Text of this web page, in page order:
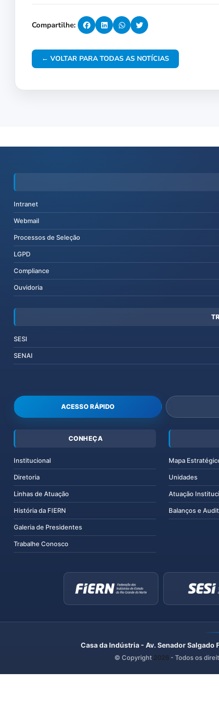
Compartilhe:
← VOLTAR PARA TODAS AS NOTÍCIAS
Intranet
Webmail
Processos de Seleção
LGPD
Compliance
Ouvidoria
SESI
SENAI
ACESSO RÁPIDO
CONHEÇA
Institucional
Diretoria
Linhas de Atuação
História da FIERN
Galeria de Presidentes
Trabalhe Conosco
Mapa
Unidades
Atuação
Balanços e
Casa da Indústria - Av. Senador
© Copyright 2026 - Todos os